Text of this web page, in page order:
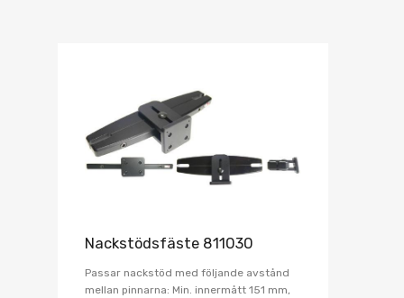
Nackstödsfäste 811030
Passar nackstöd med följande avstånd
mellan pinnarna: Min. innermått 151 mm,